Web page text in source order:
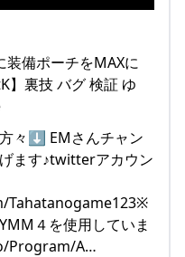
々⬇ EMさんチャン
ます♪twitterアカウン
４を使用していま
Program/A…